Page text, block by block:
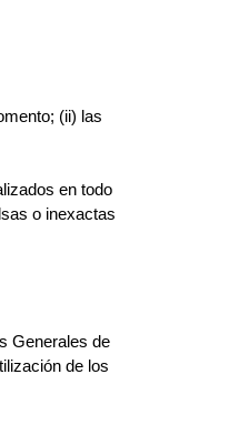
(ii) las
en todo
o inexactas
Generales de
de los